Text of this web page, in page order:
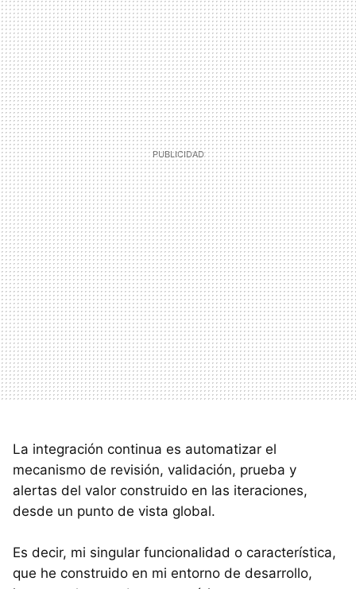
La integración continua es automatizar el
mecanismo de revisión, validación, prueba y
alertas del valor construido en las iteraciones,
desde un punto de vista global.
Es decir, mi singular funcionalidad o característica,
que he construido en mi entorno de desarrollo,